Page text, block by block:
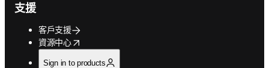
支援
客戶支援
資源中心
opens in new tab/window
Sign in to products